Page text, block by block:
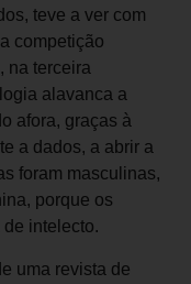
teve a ver com
competição
na terceira
alavanca a
afora, graças à
a dados, a abrir a
foram masculinas,
porque os
intelecto.
uma revista de